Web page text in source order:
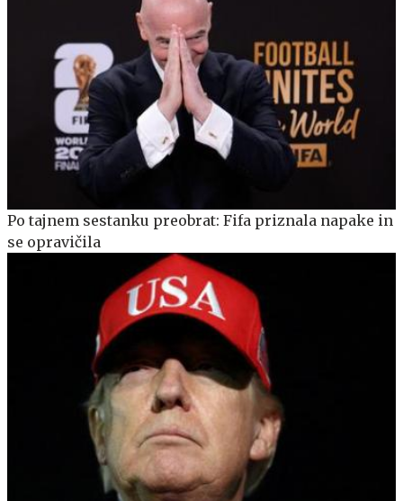
Po tajnem sestanku preobrat: Fifa priznala napake in
se opravičila